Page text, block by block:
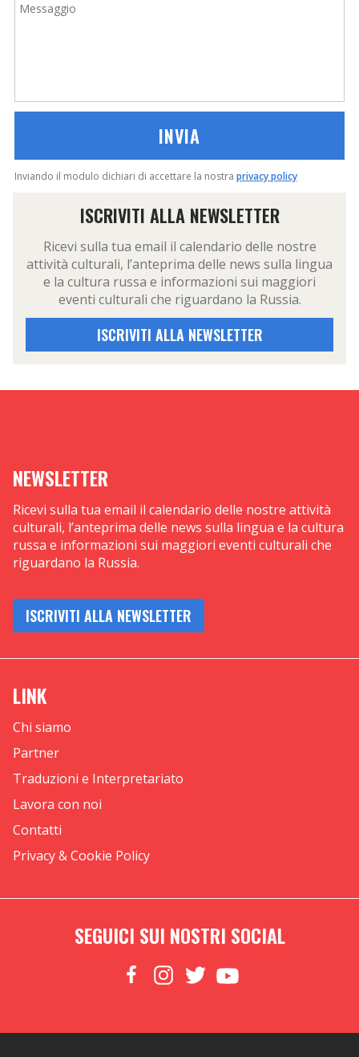
Messaggio
Inviando il modulo dichiari di accettare la nostra privacy policy
ISCRIVITI ALLA NEWSLETTER
Ricevi sulla tua email il calendario delle nostre
attività culturali, l’anteprima delle news sulla lingua
e la cultura russa e informazioni sui maggiori
eventi culturali che riguardano la Russia.
ISCRIVITI ALLA NEWSLETTER
NEWSLETTER
Ricevi sulla tua email il calendario delle nostre attività
culturali, l’anteprima delle news sulla lingua e la cultura
russa e informazioni sui maggiori eventi culturali che
riguardano la Russia.
ISCRIVITI ALLA NEWSLETTER
LINK
Chi siamo
Partner
Traduzioni e Interpretariato
Lavora con noi
Contatti
Privacy & Cookie Policy
SEGUICI SUI NOSTRI SOCIAL